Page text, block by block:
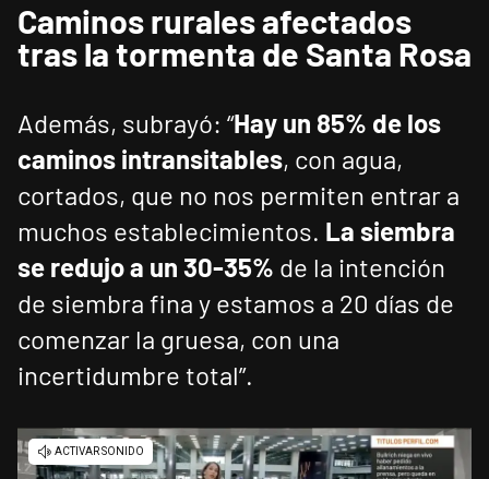
Caminos rurales afectados
tras la tormenta de Santa Rosa
Además, subrayó: “Hay un 85% de los
caminos intransitables, con agua,
cortados, que no nos permiten entrar a
muchos establecimientos. La siembra
se redujo a un 30-35% de la intención
de siembra fina y estamos a 20 días de
comenzar la gruesa, con una
incertidumbre total”.